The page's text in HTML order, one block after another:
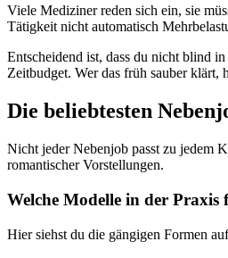
Viele Mediziner reden sich ein, sie
Tätigkeit nicht automatisch
Entscheidend ist, dass du nicht blind
Zeitbudget. Wer das früh sauber klärt,
Die beliebtesten
Nicht jeder Nebenjob passt zu jedem
romantischer Vorstellungen.
Welche Modelle in der Praxis
Hier siehst du die gängigen Formen